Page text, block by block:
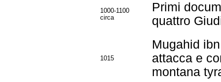
1000-1100
circa
Primi
quattro
1015
Mugahid
attacca e
montana